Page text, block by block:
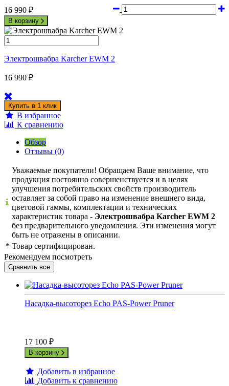
16 990 ₽
В корзину
Электрошвабра Karcher EWM 2
16 990 ₽
В избранное
К сравнению
Обзор
Отзывы (0)
Уважаемые покупатели! Обращаем Ваше внимание, что
продукция постоянно совершенствуется и в целях
улучшения потребительских свойств производитель
оставляет за собой право на изменение внешнего вида,
цветовой гаммы, комплектации и технических
характеристик товара - Электрошвабра Karcher EWM 2
без предварительного уведомления. Эти изменения могут
быть не отражены в описании.
* Товар сертифицирован.
Рекомендуем посмотреть
Насадка-высоторез Echo PAS-Power Pruner
17 100 ₽
В корзину
Добавить в избранное
Добавить к сравнению